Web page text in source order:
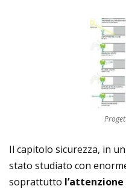
Il capitolo sicurezza, in
stato studiato con
soprattutto